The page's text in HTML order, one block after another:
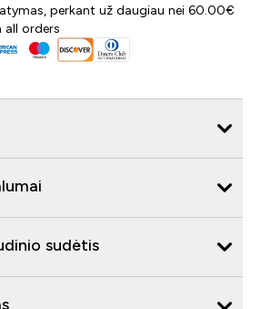
perkant už daugiau nei 60.00€
all orders
sudėtis